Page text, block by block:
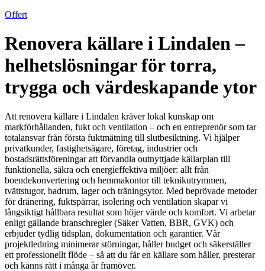
Offert
Renovera källare i Lindalen –
helhetslösningar för torra,
trygga och värdeskapande ytor
Att renovera källare i Lindalen kräver lokal kunskap om
markförhållanden, fukt och ventilation – och en entreprenör som tar
totalansvar från första fuktmätning till slutbesiktning. Vi hjälper
privatkunder, fastighetsägare, företag, industrier och
bostadsrättsföreningar att förvandla outnyttjade källarplan till
funktionella, säkra och energieffektiva miljöer: allt från
boendekonvertering och hemmakontor till teknikutrymmen,
tvättstugor, badrum, lager och träningsytor. Med beprövade metoder
för dränering, fuktspärrar, isolering och ventilation skapar vi
långsiktigt hållbara resultat som höjer värde och komfort. Vi arbetar
enligt gällande branschregler (Säker Vatten, BBR, GVK) och
erbjuder tydlig tidsplan, dokumentation och garantier. Vår
projektledning minimerar störningar, håller budget och säkerställer
ett professionellt flöde – så att du får en källare som håller, presterar
och känns rätt i många år framöver.